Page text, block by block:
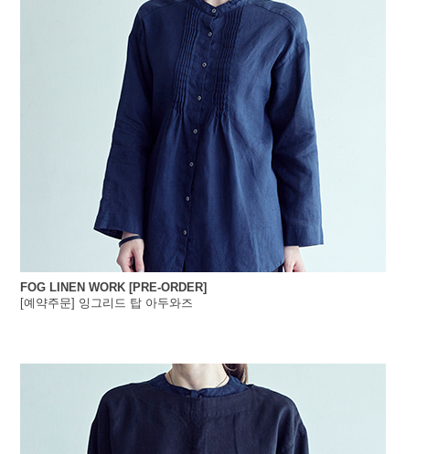
FOG LINEN WORK [PRE-ORDER]
[예약주문] 잉그리드 탑 아두와즈